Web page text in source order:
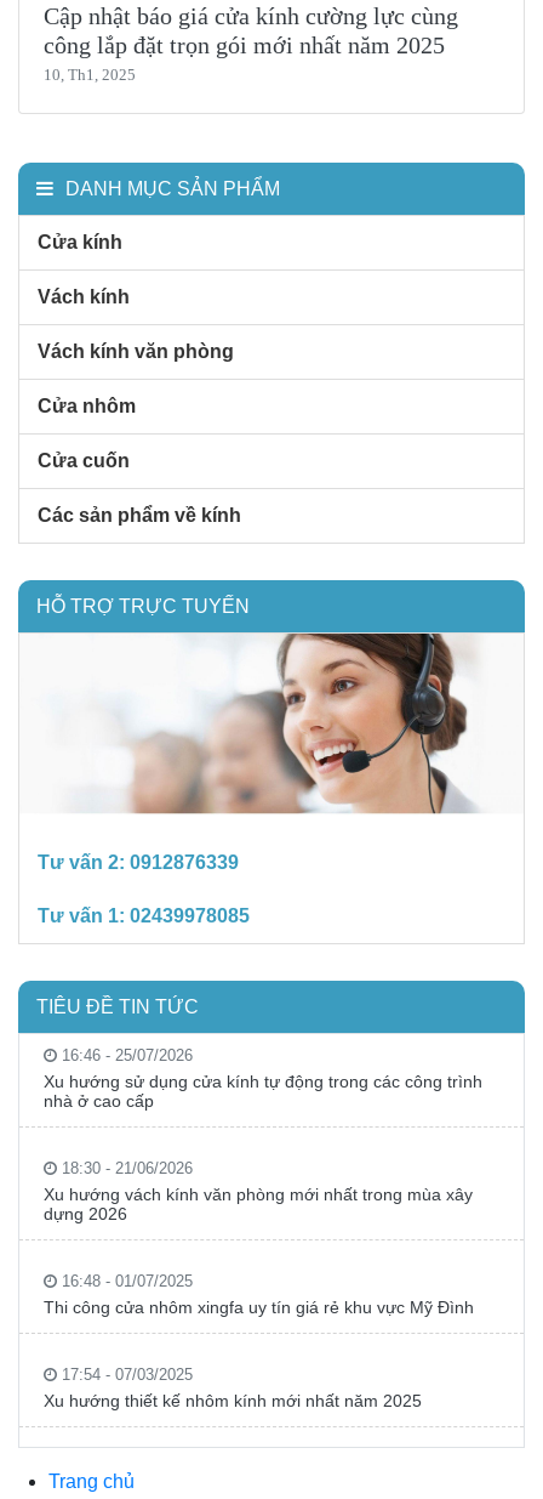
Cập nhật báo giá cửa kính cường lực cùng
công lắp đặt trọn gói mới nhất năm 2025
10, Th1, 2025
DANH MỤC SẢN PHẨM
Cửa kính
Vách kính
Vách kính văn phòng
Cửa nhôm
Cửa cuốn
Các sản phẩm về kính
HỖ TRỢ TRỰC TUYẾN
Tư vấn 2: 0912876339
Tư vấn 1: 02439978085
TIÊU ĐỀ TIN TỨC
16:46 - 25/07/2026
Xu hướng sử dụng cửa kính tự động trong các công trình
nhà ở cao cấp
18:30 - 21/06/2026
Xu hướng vách kính văn phòng mới nhất trong mùa xây
dựng 2026
16:48 - 01/07/2025
Thi công cửa nhôm xingfa uy tín giá rẻ khu vực Mỹ Đình
17:54 - 07/03/2025
Xu hướng thiết kế nhôm kính mới nhất năm 2025
Trang chủ